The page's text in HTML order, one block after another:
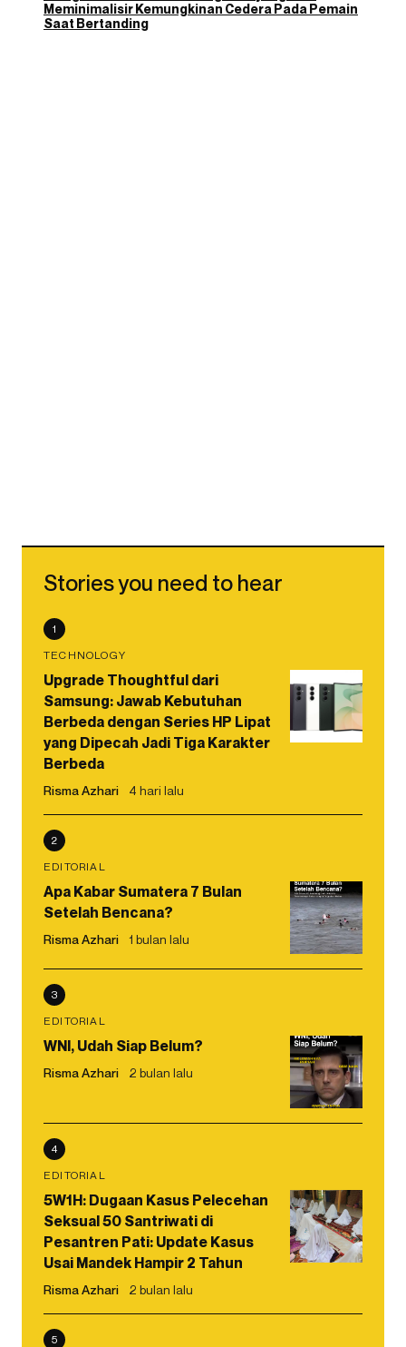
Meminimalisir Kemungkinan Cedera Pada Pemain
Saat Bertanding
Stories you need to hear
1
TECHNOLOGY
Upgrade Thoughtful dari
Samsung: Jawab Kebutuhan
Berbeda dengan Series HP Lipat
yang Dipecah Jadi Tiga Karakter
Berbeda
Risma Azhari 4 hari lalu
2
EDITORIAL
Apa Kabar Sumatera 7 Bulan
Setelah Bencana?
Risma Azhari 1 bulan lalu
3
EDITORIAL
WNI, Udah Siap Belum?
Risma Azhari 2 bulan lalu
4
EDITORIAL
5W1H: Dugaan Kasus Pelecehan
Seksual 50 Santriwati di
Pesantren Pati: Update Kasus
Usai Mandek Hampir 2 Tahun
Risma Azhari 2 bulan lalu
5